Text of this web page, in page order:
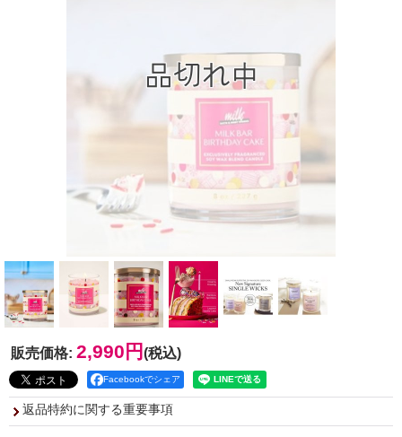
販売価格: 2,990円 (税込)
Facebookでシェア
返品特約に関する重要事項